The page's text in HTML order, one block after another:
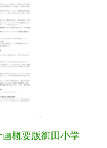
画概要版御田小学